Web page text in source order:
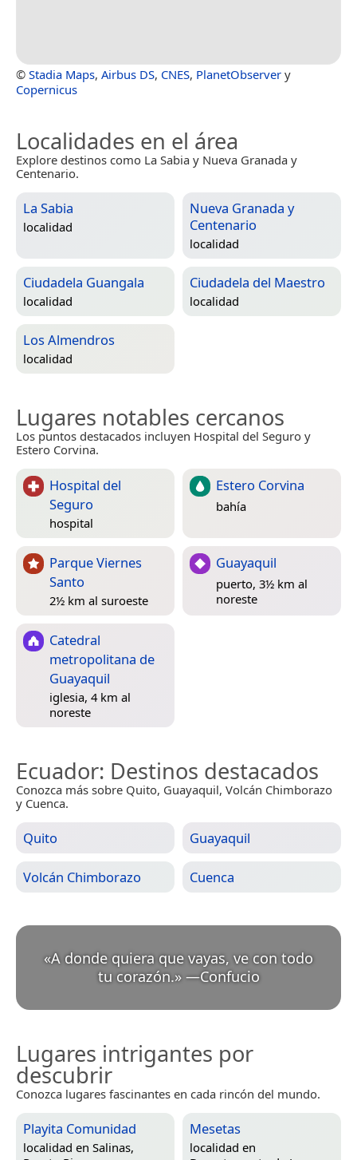
© Stadia Maps, Airbus DS, CNES, PlanetObserver y
Copernicus
Localidades en el área
Explore destinos como La Sabia y Nueva Granada y
Centenario.
La Sabia
localidad
Nueva Granada y
Centenario
localidad
Ciudadela Guangala
localidad
Ciudadela del Maestro
localidad
Los Almendros
localidad
Lugares notables cercanos
Los puntos destacados incluyen Hospital del Seguro y
Estero Corvina.
Hospital del
Seguro
hospital
Estero Corvina
bahía
Parque Viernes
Santo
2½ km al suroeste
Guayaquil
puerto, 3½ km al
noreste
Catedral
metropolitana de
Guayaquil
iglesia, 4 km al
noreste
Ecuador: Destinos destacados
Conozca más sobre Quito, Guayaquil, Volcán Chimborazo
y Cuenca.
Quito Guayaquil
Volcán Chimborazo Cuenca
«A donde quiera que vayas, ve con todo
tu corazón.» —Confucio
Lugares intrigantes por
descubrir
Conozca lugares fascinantes en cada rincón del mundo.
Playita Comunidad
localidad en Salinas,
Mesetas
localidad en